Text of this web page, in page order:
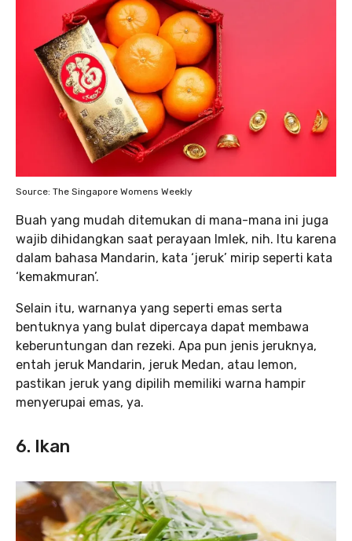
Source: The Singapore Womens Weekly
Buah yang mudah ditemukan di mana-mana ini juga
wajib dihidangkan saat perayaan Imlek, nih. Itu karena
dalam bahasa Mandarin, kata ‘jeruk’ mirip seperti kata
‘kemakmuran’.
Selain itu, warnanya yang seperti emas serta
bentuknya yang bulat dipercaya dapat membawa
keberuntungan dan rezeki. Apa pun jenis jeruknya,
entah jeruk Mandarin, jeruk Medan, atau lemon,
pastikan jeruk yang dipilih memiliki warna hampir
menyerupai emas, ya.
6. Ikan